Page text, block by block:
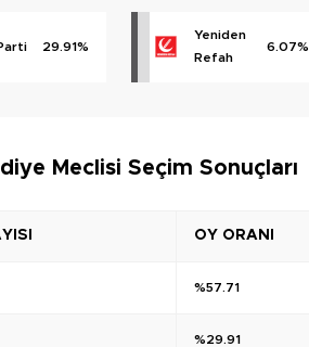
29.91%
Yeniden
Refah
6.07%
Meclisi Seçim Sonuçları
OY ORANI
%57.71
%29.91